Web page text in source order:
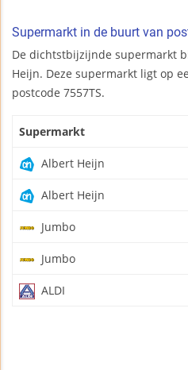
Supermarkt in de buurt van
De dichtstbijzijnde supermarkt
Heijn. Deze supermarkt ligt op
postcode 7557TS.
Supermarkt
Albert Heijn
Albert Heijn
Jumbo
Jumbo
ALDI